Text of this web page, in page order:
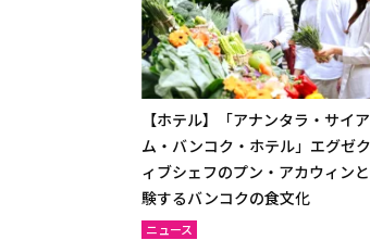
【ホテル】「アナンタラ・サイア
ム・バンコク・ホテル」エグゼ
ィブシェフのプン・アカウィン
験するバンコクの食文化
ニュース